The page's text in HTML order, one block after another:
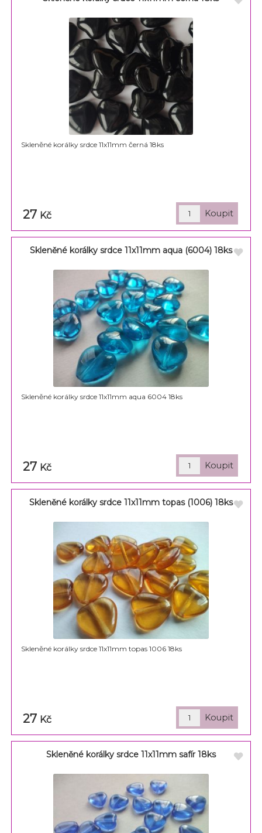
Skleněné korálky srdce 11x11mm černá 18ks
27 Kč
Skleněné korálky srdce 11x11mm aqua (6004) 18ks
Skleněné korálky srdce 11x11mm aqua 6004 18ks
27 Kč
Skleněné korálky srdce 11x11mm topas (1006) 18ks
Skleněné korálky srdce 11x11mm topas 1006 18ks
27 Kč
Skleněné korálky srdce 11x11mm safír 18ks